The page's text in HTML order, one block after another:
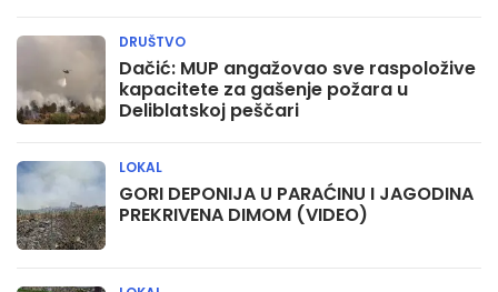
Dačić: MUP angažovao sve raspoložive
kapacitete za gašenje požara u
Deliblatskoj peščari
DRUŠTVO
GORI DEPONIJA U PARAĆINU I JAGODINA
PREKRIVENA DIMOM (VIDEO)
LOKAL